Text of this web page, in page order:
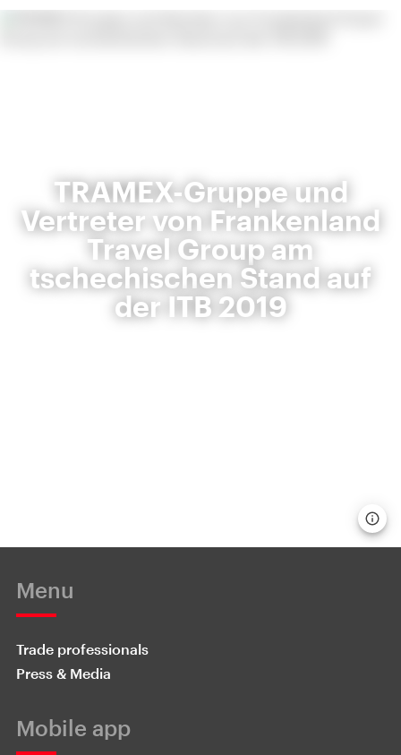
TRAMEX-Gruppe und
Vertreter von Frankenland
Travel Group am
tschechischen Stand auf
der ITB 2019
Menu
Trade professionals
Press & Media
Mobile app